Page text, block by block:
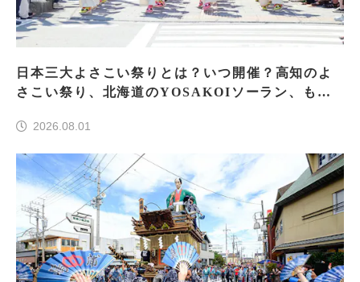
日本三大よさこい祭りとは？いつ開催？高知のよ
さこい祭り、北海道のYOSAKOIソーラン、もう
2026.08.01